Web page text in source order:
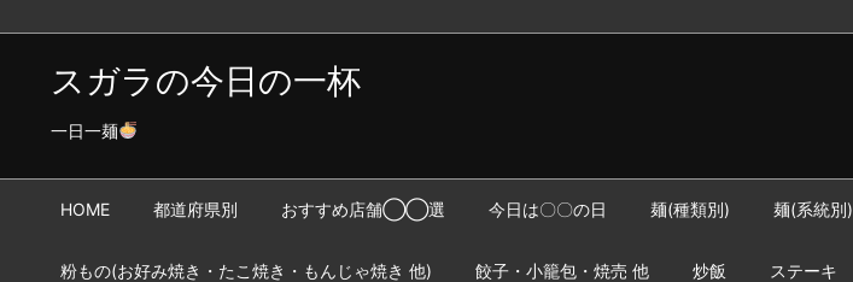
スガラの今日の一杯
一日一麺
HOME 都道府県別 おすすめ店舗◯◯選 今日は〇〇の日 麺(種類別) 麺(系統別)
粉もの(お好み焼き・たこ焼き・もんじゃ焼き 他) 餃子・小籠包・焼売 他 炒飯 ステーキ